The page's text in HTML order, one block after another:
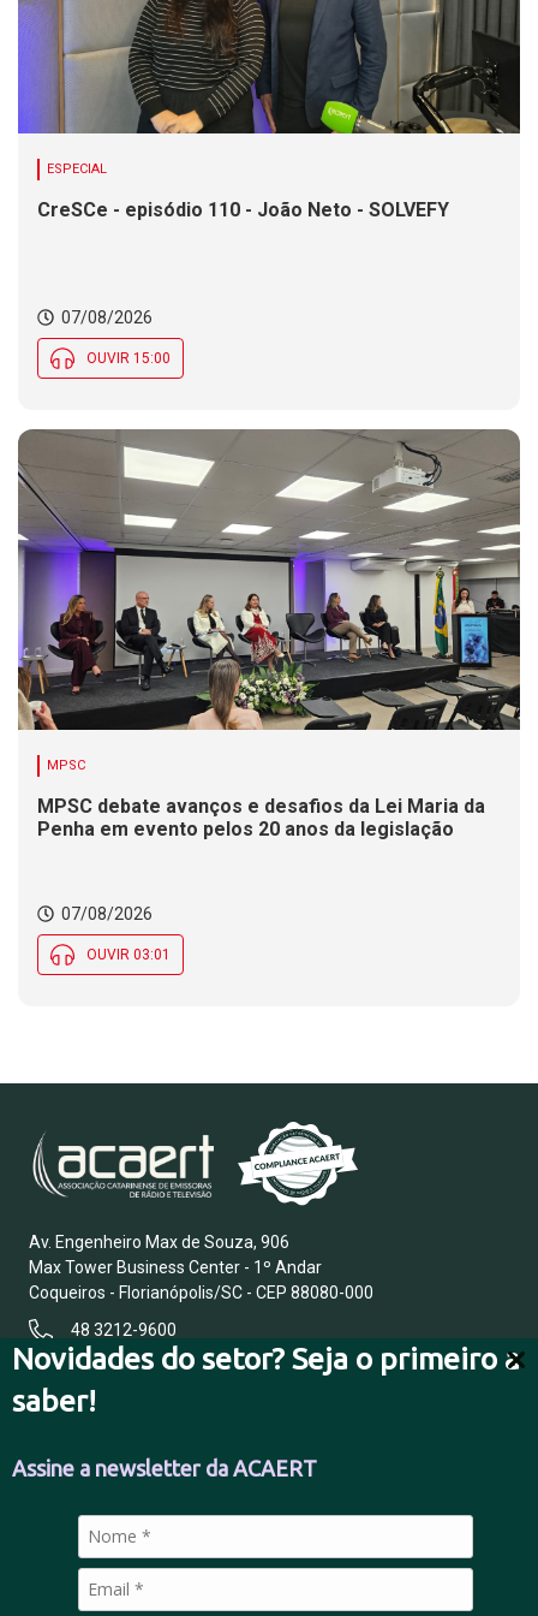
Novidades do setor? Seja o primeiro a
saber!
Assine a newsletter da ACAERT
ESPECIAL
CreSCe - episódio 110 - João Neto - SOLVEFY
07/08/2026
OUVIR 15:00
MPSC
MPSC debate avanços e desafios da Lei Maria da
Penha em evento pelos 20 anos da legislação
07/08/2026
OUVIR 03:01
Av. Engenheiro Max de Souza, 906
Max Tower Business Center - 1º Andar
Coqueiros - Florianópolis/SC - CEP 88080-000
48 3212-9600
FALE CONOSCO
POLÍTICA DE PRIVACIDADE